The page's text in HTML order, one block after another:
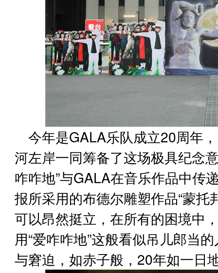
今年是GALA乐队成立20周年
河左岸一同筹备了这场极具纪念
咋咋地”与GALA在音乐作品中传
报所采用的布德尔雕塑作品“蒙托
可以昂然挺立，在所有的困境中
用“爱咋咋地”这般看似吊儿郎当
与窘迫，如赤子般，20年如一日